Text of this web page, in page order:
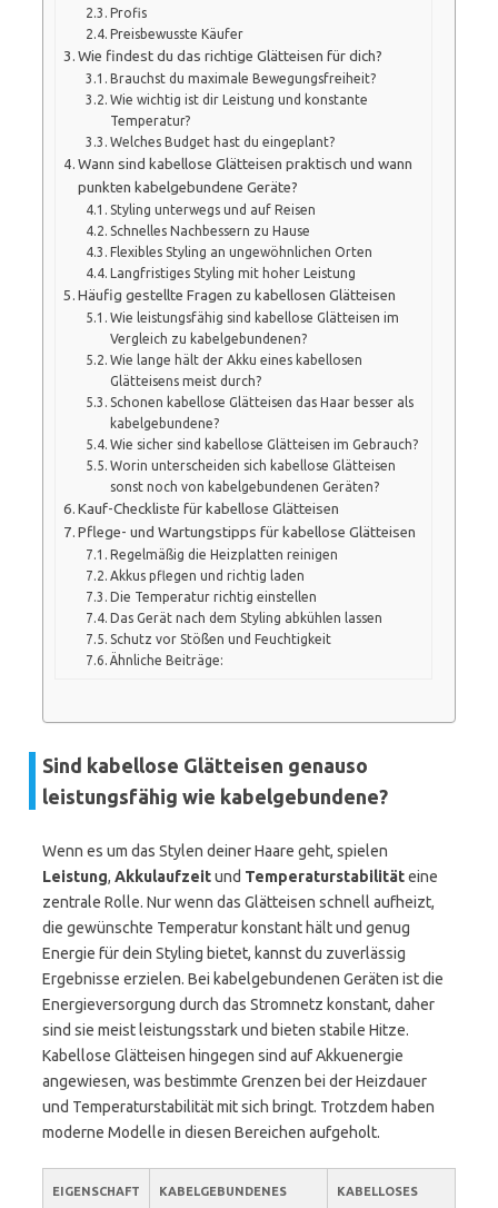
Profis
Preisbewusste Käufer
Wie findest du das richtige Glätteisen für dich?
Brauchst du maximale Bewegungsfreiheit?
Wie wichtig ist dir Leistung und konstante
Temperatur?
Welches Budget hast du eingeplant?
Wann sind kabellose Glätteisen praktisch und wann
punkten kabelgebundene Geräte?
Styling unterwegs und auf Reisen
Schnelles Nachbessern zu Hause
Flexibles Styling an ungewöhnlichen Orten
Langfristiges Styling mit hoher Leistung
Häufig gestellte Fragen zu kabellosen Glätteisen
Wie leistungsfähig sind kabellose Glätteisen im
Vergleich zu kabelgebundenen?
Wie lange hält der Akku eines kabellosen
Glätteisens meist durch?
Schonen kabellose Glätteisen das Haar besser als
kabelgebundene?
Wie sicher sind kabellose Glätteisen im Gebrauch?
Worin unterscheiden sich kabellose Glätteisen
sonst noch von kabelgebundenen Geräten?
Kauf-Checkliste für kabellose Glätteisen
Pflege- und Wartungstipps für kabellose Glätteisen
Regelmäßig die Heizplatten reinigen
Akkus pflegen und richtig laden
Die Temperatur richtig einstellen
Das Gerät nach dem Styling abkühlen lassen
Schutz vor Stößen und Feuchtigkeit
Ähnliche Beiträge:
Sind kabellose Glätteisen genauso
leistungsfähig wie kabelgebundene?
Wenn es um das Stylen deiner Haare geht, spielen
Leistung, Akkulaufzeitund Temperaturstabilitäteine
zentrale Rolle. Nur wenn das Glätteisen schnell aufheizt,
die gewünschte Temperatur konstant hält und genug
Energie für dein Styling bietet, kannst du zuverlässig
Ergebnisse erzielen. Bei kabelgebundenen Geräten ist die
Energieversorgung durch das Stromnetz konstant, daher
sind sie meist leistungsstark und bieten stabile Hitze.
Kabellose Glätteisen hingegen sind auf Akkuenergie
angewiesen, was bestimmte Grenzen bei der Heizdauer
und Temperaturstabilität mit sich bringt. Trotzdem haben
moderne Modelle in diesen Bereichen aufgeholt.
EIGENSCHAFT
KABELGEBUNDENES
KABELLOSES